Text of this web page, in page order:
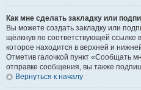
Как мне сделать закладку или
Вы можете создать закладку или
щёлкнув по соответствующей
которое находится в верхней и
Отметив галочкой пункт «Сообщать
отправке сообщения, вы также
Вернуться к началу